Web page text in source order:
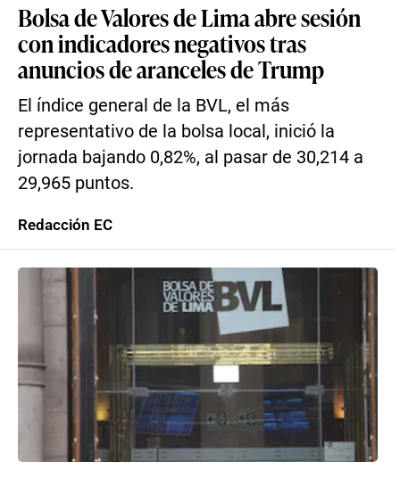
Bolsa de Valores de Lima abre sesión
con indicadores negativos tras
anuncios de aranceles de Trump
El índice general de la BVL, el más
representativo de la bolsa local, inició la
jornada bajando 0,82%, al pasar de 30,214 a
29,965 puntos.
Redacción EC